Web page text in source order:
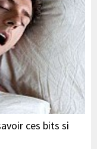
ces bits si